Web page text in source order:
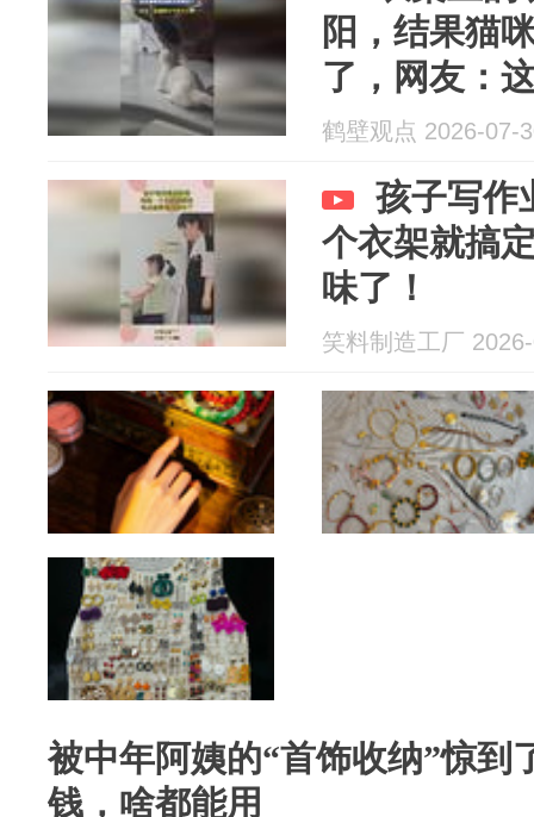
阳，结果猫
了，网友：
鹤壁观点 2026-07-
孩子写作
个衣架就搞
味了！
笑料制造工厂
被中年阿姨的“首饰收纳”惊到
钱，啥都能用